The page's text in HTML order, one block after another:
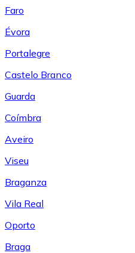
Faro
Évora
Portalegre
Castelo Branco
Guarda
Coímbra
Aveiro
Viseu
Braganza
Vila Real
Oporto
Braga